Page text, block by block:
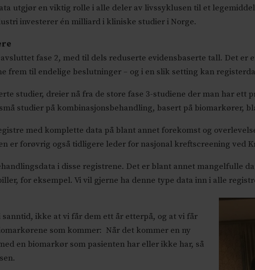
utgjør en viktig rolle i alle deler av livssyklusen til et
investerer én milliard i kliniske studier i Norge.
fase 2, med til dels reduserte evidensbaserte tall. Det er
frem til endelige beslutninger – og i en slik setting kan
studier, dreier nå fra de store fase 3-studiene der man har ett
studier på kombinasjonsbehandling, basert på biomarkører,
med komplette data på blant annet forekomst og
er forøvrig også tidligere leder for nasjonal kreftscreening ved
i disse registrene. Det er blant annet mangelfulle
for eksempel. Vi vil gjerne ha denne type data inn i alle
ikke at vi får dem ett år etterpå, og at vi får
som kommer: Når det kommer en ny
en biomarkør som pasienten har eller ikke har, så